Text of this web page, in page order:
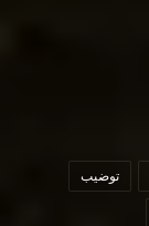
توضيب